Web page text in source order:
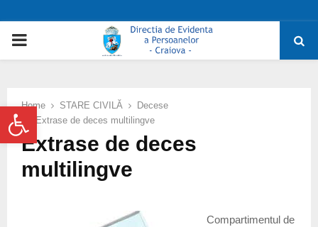
Deschide bara de unelte
PRIMARY
Home STARE CIVILĂ
Decese
Extrase de deces multilingve
Extrase de deces
multilingve
Compartimentul de